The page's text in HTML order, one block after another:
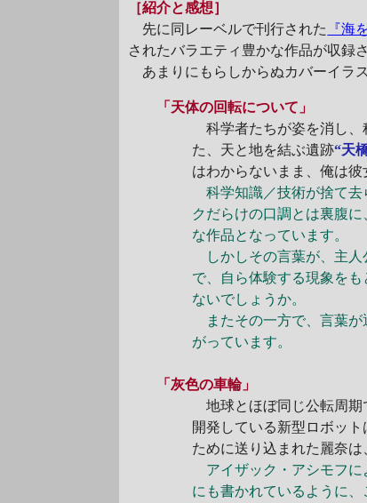
［紹介と感想］
先に同レーベルで刊行された
『海
されたバラエティ豊かな作品が収録
あまりにもらしからぬカバーイラ
「天体の回転について」
科学者たちが姿を消し、
た、天と地を結ぶ遺跡“天
はわからないまま、俺は
科学知識／技術が捨て去
クだらけの口調とは裏腹
な作品となっています。
しかしその言葉が、主人
で、自ら体験する現象を
ないでしょうか。
またその一方で、言葉が
がっています。
「灰色の車輪」
地球とほぼ同じ公転周期
開発している新型ロボット
ために送り込まれた麗奈
アイザック・アシモフに
にも書かれているように